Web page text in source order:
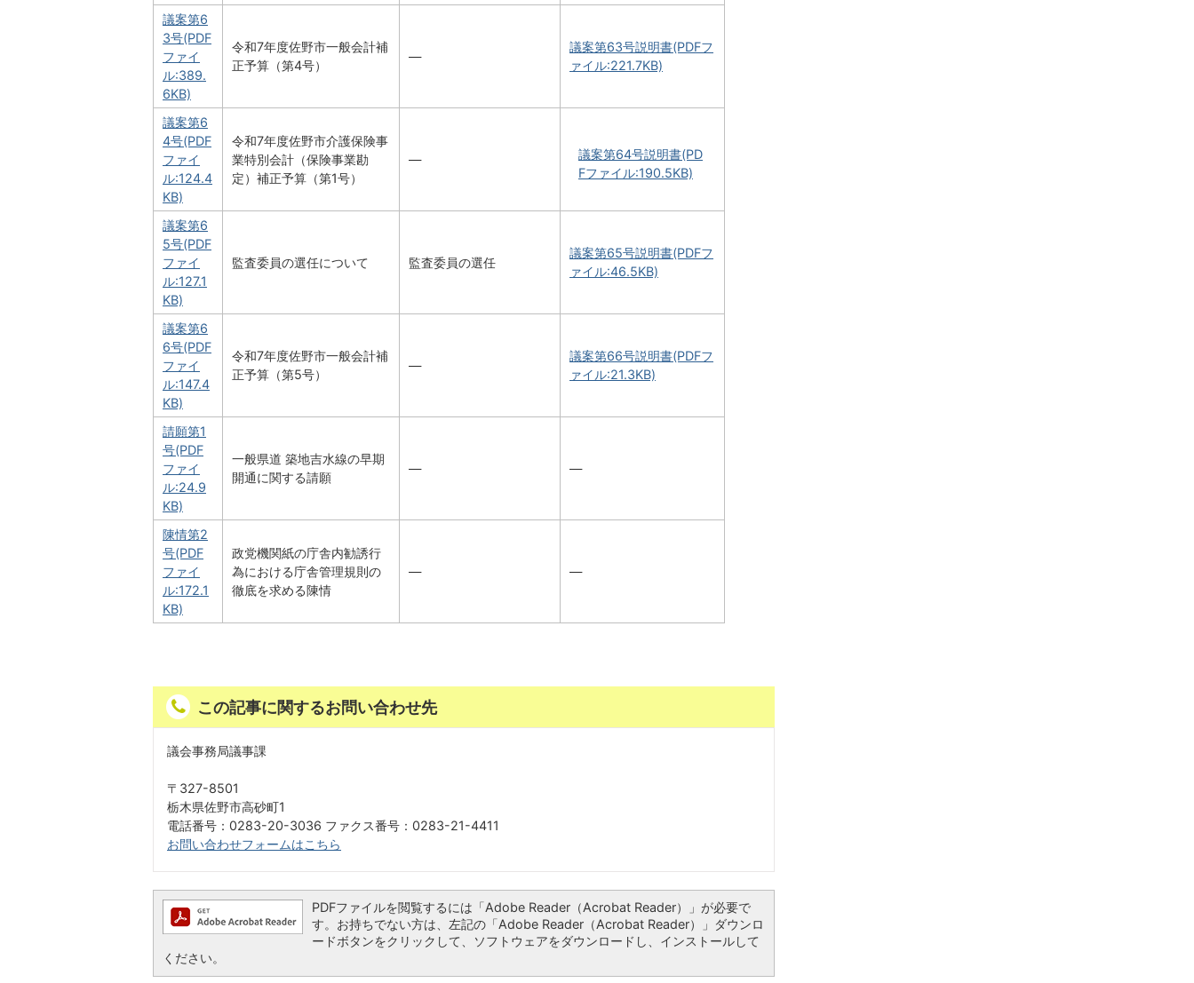
議案第6
3号(PDF
ファイ
ル:389.
6KB)
令和7年度佐野市一般会計補
正予算（第4号）
―
議案第63号説明書(PDFフ
ァイル:221.7KB)
議案第6
4号(PDF
ファイ
ル:124.4
KB)
令和7年度佐野市介護保険事
業特別会計（保険事業勘
定）補正予算（第1号）
―
議案第64号説明書(PD
Fファイル:190.5KB)
議案第6
5号(PDF
ファイ
ル:127.1
KB)
監査委員の選任について 監査委員の選任
議案第65号説明書(PDFフ
ァイル:46.5KB)
議案第6
6号(PDF
ファイ
ル:147.4
KB)
令和7年度佐野市一般会計補
正予算（第5号）
―
議案第66号説明書(PDFフ
ァイル:21.3KB)
請願第1
号(PDF
ファイ
ル:24.9
KB)
一般県道 築地吉水線の早期
開通に関する請願
― ―
陳情第2
号(PDF
ファイ
ル:172.1
KB)
政党機関紙の庁舎内勧誘行
為における庁舎管理規則の
徹底を求める陳情
― ―
この記事に関するお問い合わせ先
議会事務局議事課
〒327-8501
栃木県佐野市高砂町1
電話番号：0283-20-3036 ファクス番号：0283-21-4411
お問い合わせフォームはこちら
PDFファイルを閲覧するには「Adobe Reader（Acrobat Reader）」が必要で
す。お持ちでない方は、左記の「Adobe Reader（Acrobat Reader）」ダウンロ
ードボタンをクリックして、ソフトウェアをダウンロードし、インストールして
ください。